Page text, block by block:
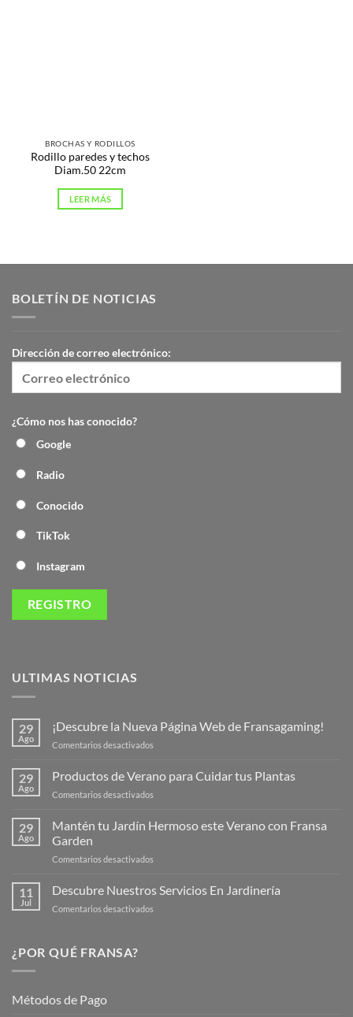
BROCHAS Y RODILLOS
Rodillo paredes y techos
Diam.50 22cm
LEER MÁS
BOLETÍN DE NOTICIAS
Dirección de correo electrónico:
¿Cómo nos has conocido?
Google
Radio
Conocido
TikTok
Instagram
ULTIMAS NOTICIAS
29
Ago
¡Descubre la Nueva Página Web de Fransagaming!
Comentarios desactivados
Nueva
de
29
Ago
Productos de Verano para Cuidar tus Plantas
Comentarios desactivados
de
Verano
Plantas
29
Ago
Mantén tu Jardín Hermoso este Verano con Fransa
Garden
Comentarios desactivados
tu
Jardín
11
Jul
Descubre Nuestros Servicios En Jardinería
Comentarios desactivados
¿POR QUÉ FRANSA?
Métodos de Pago